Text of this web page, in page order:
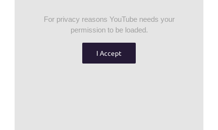
For privacy reasons YouTube needs your
permission to be loaded.
I Accept